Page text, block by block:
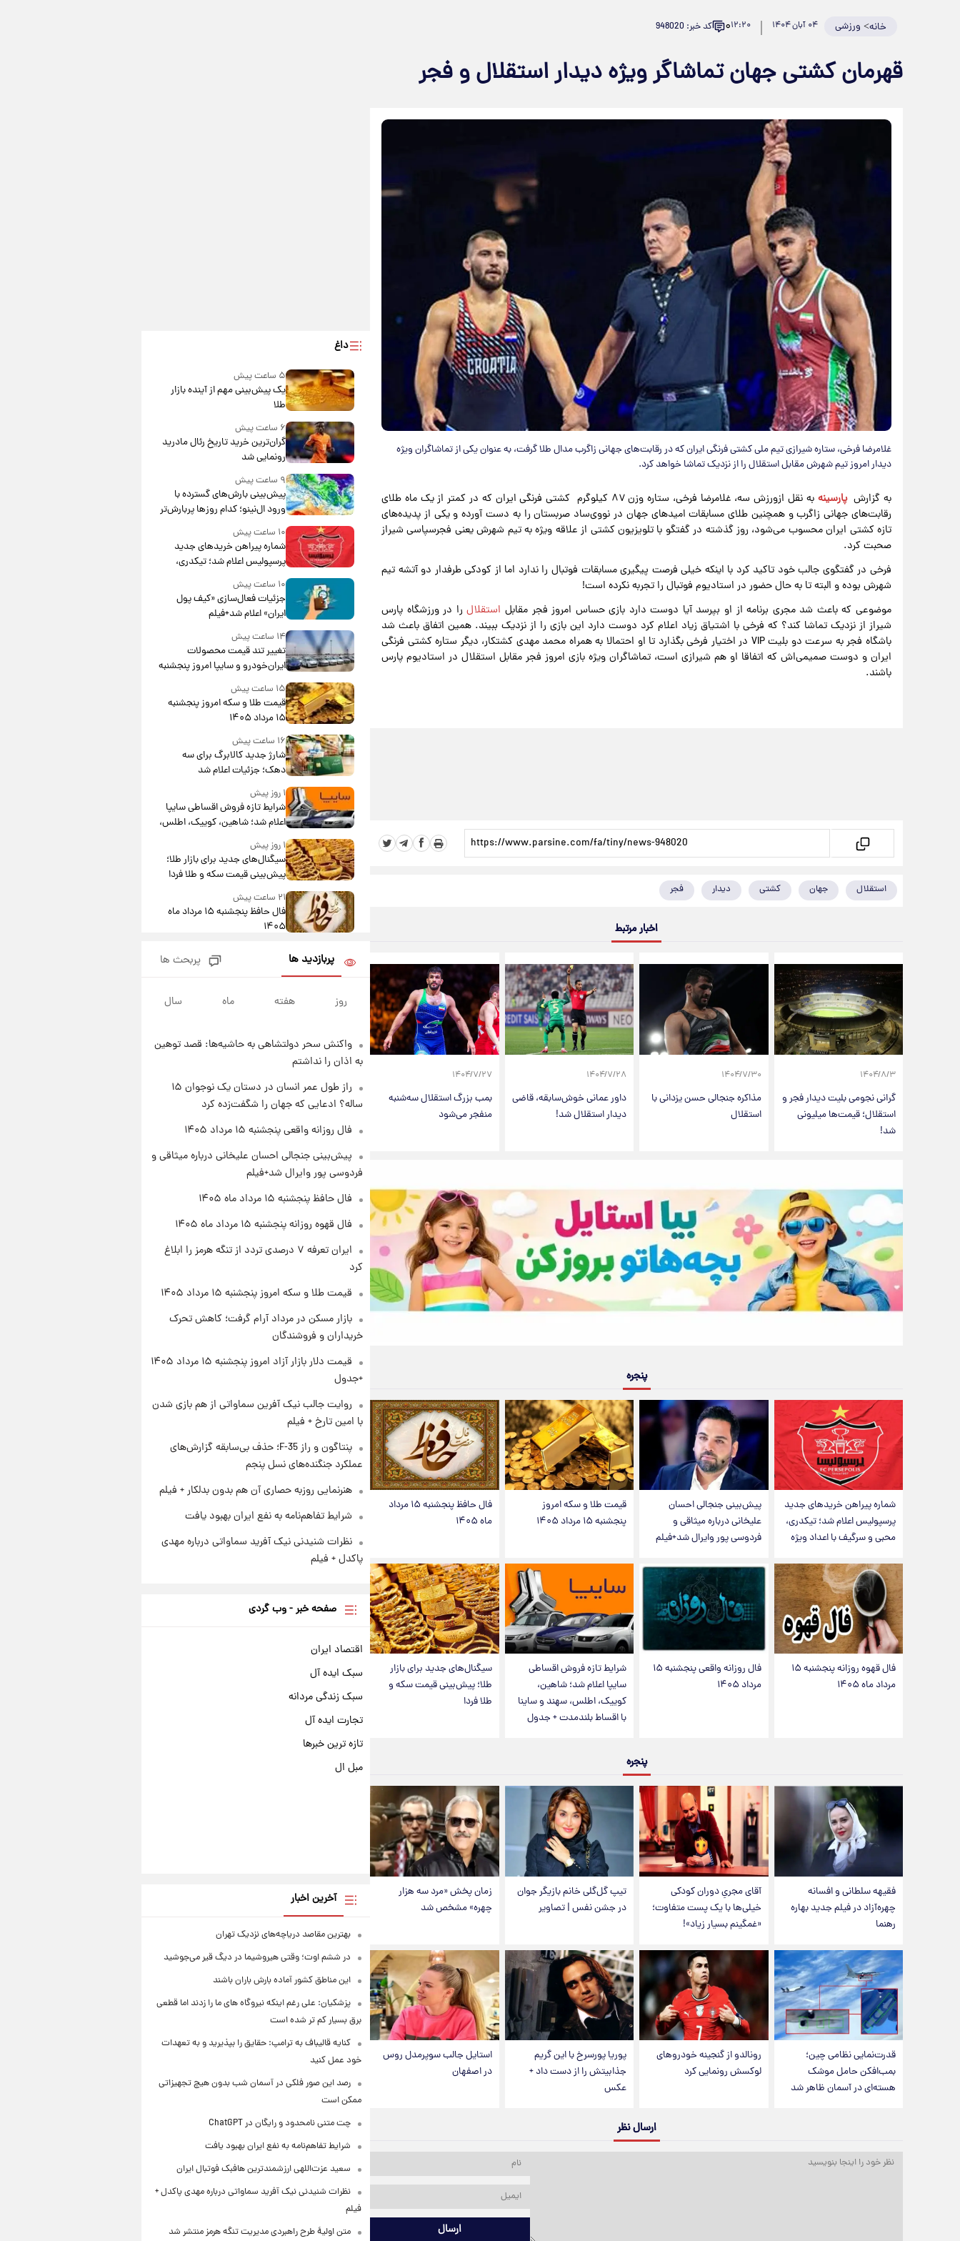
خانه> ورزشی ۰۴ آبان ۱۴۰۴ ۱۲:۲۰۰ کد خبر: 948020
قهرمان کشتی جهان تماشاگر ویژه دیدار استقلال و فجر
غلامرضا فرخی، ستاره شیرازی تیم ملی کشتی فرنگی ایران که در رقابت‌های جهانی زاگرب مدال طلا گرفت، به عنوان یکی از تماشاگران ویژه
دیدار امروز تیم شهرش مقابل استقلال را از نزدیک تماشا خواهد کرد.
به گزارش پارسینه
به نقل ازورزش سه، غلامرضا فرخی، ستاره وزن ۸۷ کیلوگرم کشتی فرنگی ایران که در کمتر از یک ماه طلای
رقابت‌های جهانی زاگرب و همچنین طلای مسابقات امیدهای جهان در نووی‌ساد صربستان را به دست آورده و یکی از پدیده‌های
تازه کشتی ایران محسوب می‌شود، روز گذشته در گفتگو با تلویزیون کشتی از علاقه ویژه به تیم شهرش یعنی فجرسپاسی شیراز
صحبت کرد.
فرخی در گفتگوی جالب خود تاکید کرد با اینکه خیلی فرصت پیگیری مسابقات فوتبال را ندارد اما از کودکی طرفدار دو آتشه تیم
شهرش بوده و البته تا به حال حضور در استادیوم فوتبال را تجربه نکرده است!
موضوعی که باعث شد مجری برنامه از او بپرسد آیا دوست دارد بازی حساس امروز فجر مقابل استقلالرا در ورزشگاه پارس
شیراز از نزدیک تماشا کند؟ که فرخی با اشتیاق زیاد اعلام کرد دوست دارد این بازی را از نزدیک ببیند. همین اتفاق باعث شد
باشگاه فجر به سرعت دو بلیت VIP در اختیار فرخی بگذارد تا او احتمالا به همراه محمد مهدی کشتکار، دیگر ستاره کشتی فرنگی
ایران و دوست صمیمی‌اش که اتفاقا او هم شیرازی است، تماشاگران ویژه بازی امروز فجر مقابل استقلال در استادیوم پارس
باشند.
استقلال جهان کشتی دیدار فجر
اخبار مرتبط
۱۴۰۴/۸/۳
گرانی نجومی بلیت دیدار فجر و
استقلال؛ قیمت‌ها میلیونی
شد!
۱۴۰۴/۷/۳۰
مذاکره جنجالی حسن یزدانی با
استقلال
۱۴۰۴/۷/۲۸
داور عمانی خوش‌سابقه، قاضی
دیدار استقلال شد!
۱۴۰۴/۷/۲۷
بمب بزرگ استقلال سه‌شنبه
منفجر می‌شود
پنجره
شماره پیراهن خریدهای جدید
پرسپولیس اعلام شد؛ تیکدری،
محبی و سرگیف با اعداد ویژه
پیش‌بینی جنجالی احسان
علیخانی درباره میثاقی و
فردوسی پور وایرال شد+فیلم
قیمت طلا و سکه امروز
پنجشنبه ۱۵ مرداد ۱۴۰۵
فال حافظ پنجشنبه ۱۵ مرداد
ماه ۱۴۰۵
فال قهوه روزانه پنجشنبه ۱۵
مرداد ماه ۱۴۰۵
فال روزانه واقعی پنجشنبه ۱۵
مرداد ۱۴۰۵
شرایط تازه فروش اقساطی
سایپا اعلام شد؛ شاهین،
کوییک، اطلس، سهند و ساینا
با اقساط بلندمدت + جدول
سیگنال‌های جدید برای بازار
طلا؛ پیش‌بینی قیمت سکه و
طلا فردا
پنجره
فقیهه سلطانی و افسانه
چهره‌آزاد در فیلم جدید بهاره
رهنما
آقای مجریِ دوران کودکی
خیلی‌ها با یک پست متفاوت؛
«غمگینم بسیار زیاد»!
تیپ گل‌گلی خانم بازیگر جوان
در جشن نفس | تصاویر
زمان پخش «مرد سه هزار
چهره» مشخص شد
قدرت‌نمایی نظامی چین؛
بمب‌افکن حامل موشک
هسته‌ای در آسمان ظاهر شد
رونالدو از گنجینه خودروهای
لوکسش رونمایی کرد
پوریا پورسرخ با این گریم
جذابیتش را از دست داد +
عکس
استایل جالب سوپرمدل روس
در اصفهان
ارسال نظر
ارسال
داغ
۵ ساعت پیش
یک پیش‌بینی مهم از آینده بازار
طلا
۶ ساعت پیش
گران‌ترین خرید تاریخ رئال مادرید
رونمایی شد
۹ ساعت پیش
پیش‌بینی بارش‌های گسترده با
ورود ال‌نینو؛ کدام روزها پربارش‌تر
خواهند بود؟
۱۰ ساعت پیش
شماره پیراهن خریدهای جدید
پرسپولیس اعلام شد؛ تیکدری،
محبی و سرگیف با اعداد ویژه
۱۰ ساعت پیش
جزئیات فعال‌سازی «کیف پول
ایران» اعلام شد+فیلم
۱۴ ساعت پیش
تغییر تند قیمت محصولات
ایران‌خودرو و سایپا امروز پنجشنبه
۱۵ مرداد ۱۴۰۵ +جدول
۱۵ ساعت پیش
قیمت طلا و سکه امروز پنجشنبه
۱۵ مرداد ۱۴۰۵
۱۶ ساعت پیش
شارژ جدید کالابرگ برای سه
دهک؛ جزئیات اعلام شد
۱ روز پیش
شرایط تازه فروش اقساطی سایپا
اعلام شد؛ شاهین، کوییک، اطلس،
سهند و ساینا با اقساط بلندمدت +
جدول۱ روز پیش
سیگنال‌های جدید برای بازار طلا؛
پیش‌بینی قیمت سکه و طلا فردا
۲۱ ساعت پیش
فال حافظ پنجشنبه ۱۵ مرداد ماه
۱۴۰۵
فال قهوه روزانه پنجشنبه ۱۵ مرداد
ماه ۱۴۰۵
۲۳ ساعت پیش
چهارشنبه ۱۴ مرداد + جدول
۱ روز پیش
تولید سایپا؛ نام خودرو، مبلغ پیش
پرداخت و زمان تحویل | سود
مشارکت چند درصد است؟
پربازدید ها پربحث ها
روز هفته ماه سال
واکنش سحر دولتشاهی به حاشیه‌ها: قصد توهین
به اذان را نداشتم
راز طول عمر انسان در دستان یک نوجوان ۱۵
ساله؟ ادعایی که جهان را شگفت‌زده کرد
فال روزانه واقعی پنجشنبه ۱۵ مرداد ۱۴۰۵
پیش‌بینی جنجالی احسان علیخانی درباره میثاقی و
فردوسی پور وایرال شد+فیلم
فال حافظ پنجشنبه ۱۵ مرداد ماه ۱۴۰۵
فال قهوه روزانه پنجشنبه ۱۵ مرداد ماه ۱۴۰۵
ایران تعرفه ۷ درصدی تردد از تنگه هرمز را ابلاغ
کرد
قیمت طلا و سکه امروز پنجشنبه ۱۵ مرداد ۱۴۰۵
بازار مسکن در مرداد آرام گرفت؛ کاهش تحرک
خریداران و فروشندگان
قیمت دلار بازار آزاد امروز پنجشنبه ۱۵ مرداد ۱۴۰۵
+جدول
روایت جالب نیک آفرین سماواتی از هم بازی شدن
با امین تارخ + فیلم
پنتاگون و راز F-35؛ حذف بی‌سابقه گزارش‌های
عملکرد جنگنده‌های نسل پنجم
هنرنمایی روزبه حصاری آن هم بدون بدلکار + فیلم
شرایط تفاهم‌نامه به نفع ایران بهبود یافت
نظرات شنیدنی نیک آفرید سماواتی درباره مهدی
پاکدل + فیلم
صفحه خبر - وب گردی
اقتصاد ایران
سبک ایده آل
سبک زندگی مردانه
تجارت ایده آل
تازه ترین خبرها
مبل ال
آخرین اخبار
بهترین مقاصد دریاچه‌های نزدیک تهران
در ششم اوت؛ وقتی هیروشیما در دیگ قیر می‌جوشید
این مناطق کشور آماده بارش باران باشند
پزشکیان: علی رغم اینکه نیروگاه های ما را زدند اما قطعی
برق بسیار کم تر شده است
کنایه قالیباف به ترامپ: حقایق را بپذیرید و به تعهدات
خود عمل کنید
رصد این صور فلکی در آسمان شب بدون هیچ تجهیزاتی
ممکن است
چت متنی نامحدود و رایگان در ChatGPT
شرایط تفاهم‌نامه به نفع ایران بهبود یافت
سعید عزت‌اللهی ارزشمندترین هافبک فوتبال ایران
نظرات شنیدنی نیک آفرید سماواتی درباره مهدی پاکدل +
فیلم
متن اولیۀ طرح راهبردی مدیریت تنگه هرمز منتشر شد